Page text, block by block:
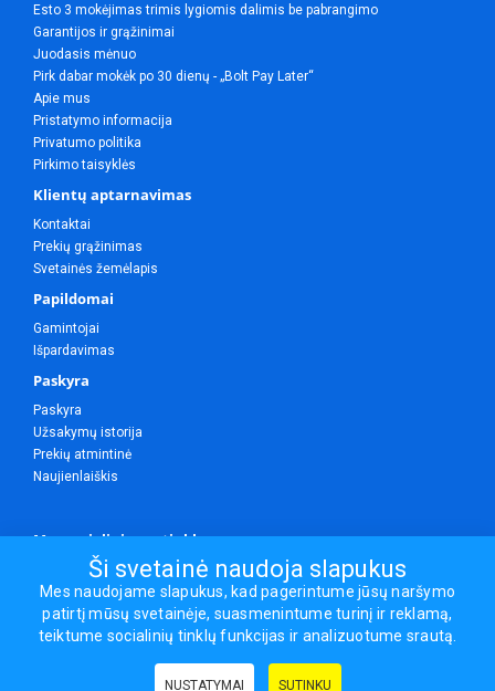
Esto 3 mokėjimas trimis lygiomis dalimis be pabrangimo
Garantijos ir grąžinimai
Juodasis mėnuo
Pirk dabar mokėk po 30 dienų - „Bolt Pay Later“
Apie mus
Pristatymo informacija
Privatumo politika
Pirkimo taisyklės
Klientų aptarnavimas
Kontaktai
Prekių grąžinimas
Svetainės žemėlapis
Papildomai
Gamintojai
Išpardavimas
Paskyra
Paskyra
Užsakymų istorija
Prekių atmintinė
Naujienlaiškis
Mes socialiniuose tinkluose
Visos teisės saugomos.
Sporto ir laisvalaikio prekės, maisto papildai - erasportas.lt © 2026
Ši svetainė naudoja slapukus
Mes naudojame slapukus, kad pagerintume jūsų naršymo
patirtį mūsų svetainėje, suasmenintume turinį ir reklamą,
teiktume socialinių tinklų funkcijas ir analizuotume srautą.
NUSTATYMAI SUTINKU